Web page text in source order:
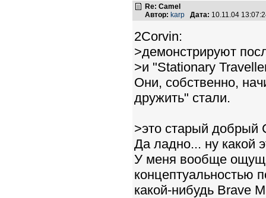
Re: Camel
Автор: karp Дата: 10.11.04
2Corvin:
>демонстрируют
>и "Stationary
Они, собственно,
дружить" стали.
>это старый добрый
Да ладно... ну какой
У меня вообще
концептуальностью
какой-нибудь Brave